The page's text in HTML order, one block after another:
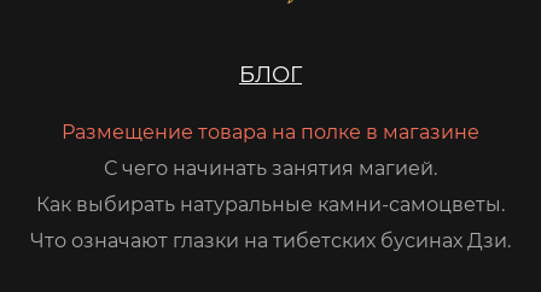
БЛОГ
Размещение товара на полке в магазине
С чего начинать занятия магией.
Как выбирать натуральные камни-самоцветы.
Что означают глазки на тибетских бусинах Дзи.